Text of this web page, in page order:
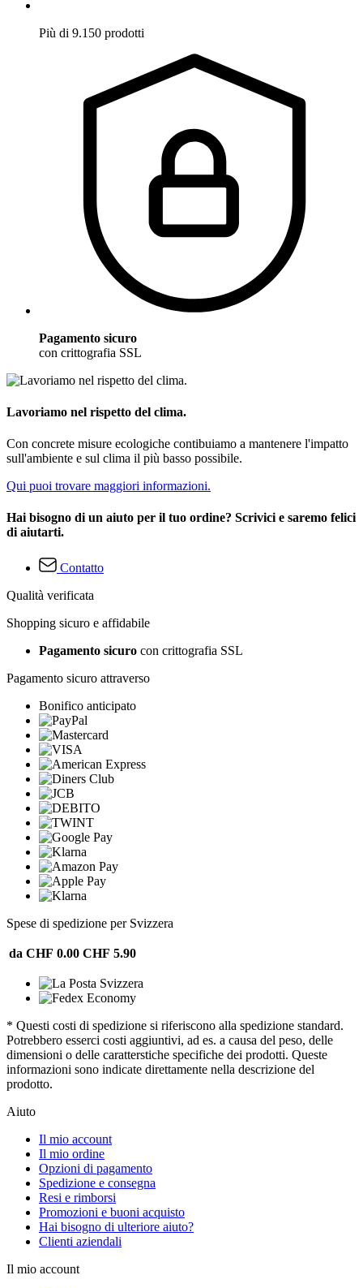
Più di 9.150 prodotti
Pagamento sicuro
con crittografia SSL
Lavoriamo nel rispetto del clima.
Con concrete misure ecologiche contibuiamo a mantenere l'impatto
sull'ambiente e sul clima il più basso possibile.
Qui puoi trovare maggiori informazioni.
Hai bisogno di un aiuto per il tuo ordine? Scrivici e saremo felici
di aiutarti.
Contatto
Qualità verificata
Shopping sicuro e affidabile
Pagamento sicuro con crittografia SSL
Pagamento sicuro attraverso
Bonifico anticipato
Spese di spedizione per Svizzera
da CHF 0.00 CHF 5.90
* Questi costi di spedizione si riferiscono alla spedizione standard.
Potrebbero esserci costi aggiuntivi, ad es. a causa del peso, delle
dimensioni o delle caratterstiche specifiche dei prodotti. Queste
informazioni sono indicate direttamente nella descrizione del
prodotto.
Aiuto
Il mio account
Il mio ordine
Opzioni di pagamento
Spedizione e consegna
Resi e rimborsi
Promozioni e buoni acquisto
Hai bisogno di ulteriore aiuto?
Clienti aziendali
Il mio account